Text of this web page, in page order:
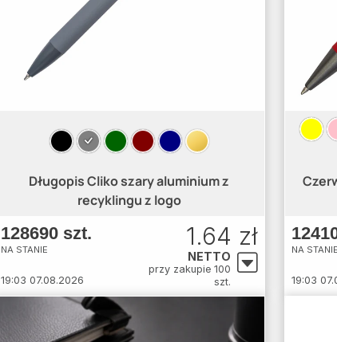
Długopis Cliko szary aluminium z
recyklingu z logo
128690 szt.
NA STANIE
19:03 07.08.2026
1.64 zł
NETTO
przy zakupie 100
szt.
NA STANIE
19:03